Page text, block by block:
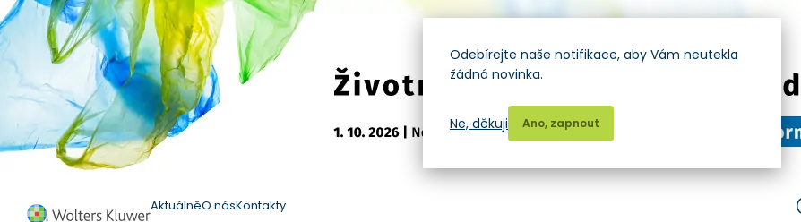
AktuálněO násKontakty
Odebírejte naše notifikace, aby Vám neutekla
žádná novinka.
Ano, zapnout
Ne, děkuji